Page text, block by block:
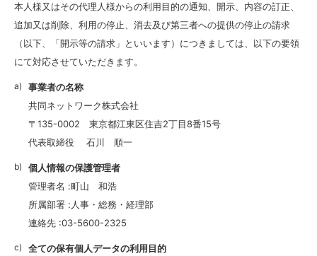
本人様又はその代理人様からの利用目的の通知、開示、内容の訂正、
追加又は削除、利用の停止、消去及び第三者への提供の停止の請求
（以下、「開示等の請求」といいます）につきましては、以下の要領
にて対応させていただきます。
事業者の名称
共同ネットワーク株式会社
〒135-0002 東京都江東区住吉2丁目8番15号
代表取締役 石川 順一
個人情報の保護管理者
管理者名 :町山 和浩
所属部署 :人事・総務・経理部
連絡先 :03-5600-2325
全ての保有個人データの利用目的